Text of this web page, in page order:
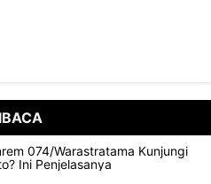
074/Warastratama Kunjungi
Ini Penjelasanya